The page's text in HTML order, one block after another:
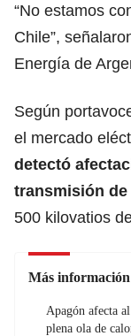
“No estamos
Chile”,
Energía de
Según
el mercado
detectó
transmisión
500 kilovatios
Más información
Apagón afecta
plena ola de